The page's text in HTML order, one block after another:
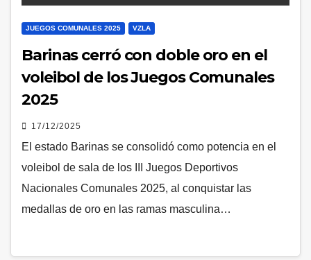
JUEGOS COMUNALES 2025 VZLA
Barinas cerró con doble oro en el
voleibol de los Juegos Comunales
2025
17/12/2025
El estado Barinas se consolidó como potencia en el
voleibol de sala de los III Juegos Deportivos
Nacionales Comunales 2025, al conquistar las
medallas de oro en las ramas masculina…